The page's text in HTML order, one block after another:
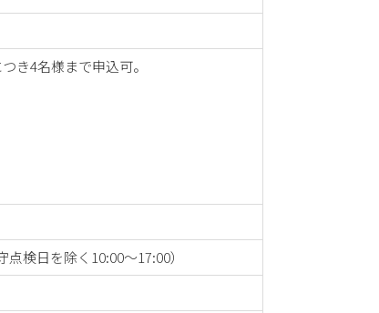
き4名様まで申込可。
検日を除く10:00～17:00）